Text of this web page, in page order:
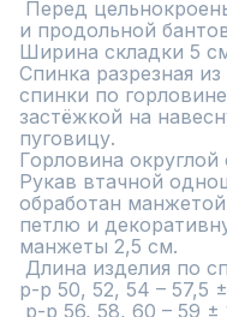
и продольной
Ширина складки 5
Спинка разрезная
спинки по
застёжкой на
пуговицу.
Горловина
Рукав втачной
обработан
петлю и
манжеты 2,5 см.
р-р 50, 52, 54 – 57,5